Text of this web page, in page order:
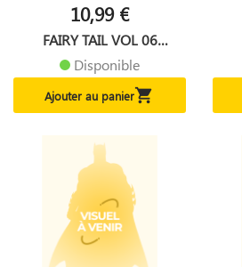
10,99 €
FAIRY TAIL VOL 06
MANGA...
Disponible
Ajouter au panier